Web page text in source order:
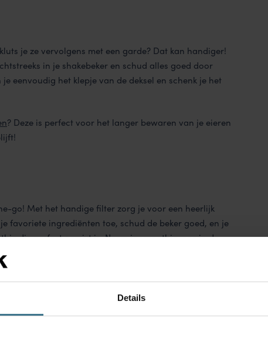
Details
je ze vervolgens met een garde? Dat kan handiger!
in je shakebeker en schud alles goed door
eenvoudig het klepje van de deksel en schenk je het
? Deze is perfect voor het langer bewaren van je eieren
go! Met het handige filter zorg je voor een heerlijk
favoriete ingrediënten toe, schud de beker goed, en je
die perfect gemixt is. Neem je smoothie mee in de
heen wilt! Hier vind je
te bereiden. Voeg havermout, melk of yoghurt, en je